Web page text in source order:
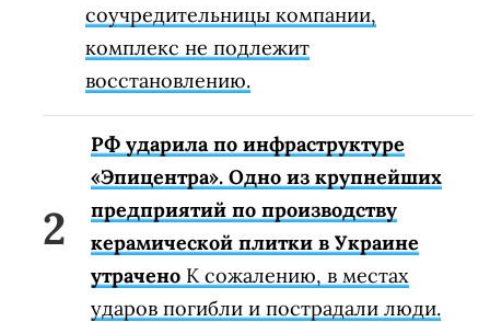
соучредительницы компании,
комплекс не подлежит
восстановлению.
РФ ударила по инфраструктуре
«Эпицентра». Одно из крупнейших
предприятий по производству
керамической плитки в Украине
утрачено К сожалению, в местах
ударов погибли и пострадали люди.